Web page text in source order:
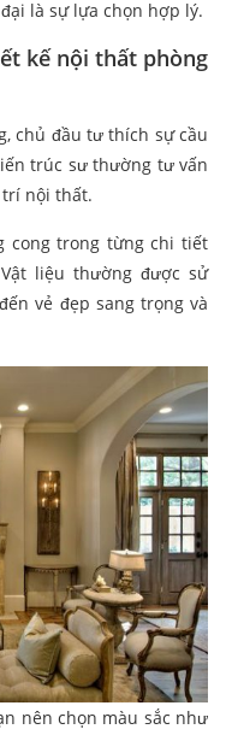
là sự lựa chọn hợp lý.
kế nội thất phòng
chủ đầu tư thích sự cầu
trúc sư thường tư vấn
trí nội thất.
cong trong từng chi tiết
liệu thường được sử
vẻ đẹp sang trọng và
nên chọn màu sắc như